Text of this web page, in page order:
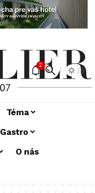
2
Téma
Gastro
O nás